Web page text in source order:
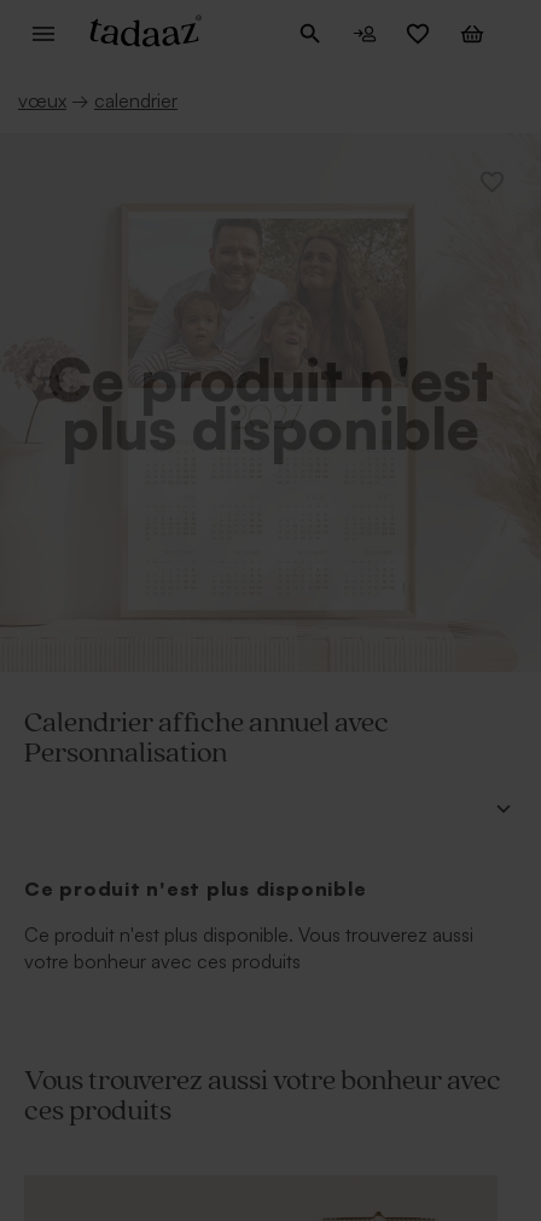
vœux → calendrier
Ce produit n'est
plus disponible
Calendrier affiche annuel avec
Personnalisation
Ce produit n'est plus disponible
Ce produit n'est plus disponible. Vous trouverez aussi
votre bonheur avec ces produits
Vous trouverez aussi votre bonheur avec
ces produits